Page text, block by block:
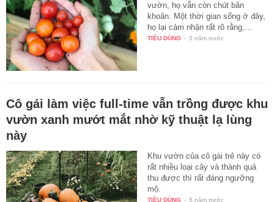
vườn, họ vẫn còn chút băn
khoăn. Một thời gian sống ở đây,
họ lại cảm nhận rất rõ rằng,…
TIÊU DÙNG - 5 năm trước
Cô gái làm việc full-time vẫn trồng được khu
vườn xanh mướt mắt nhờ kỹ thuật lạ lùng
này
Khu vườn của cô gái trẻ này có
rất nhiều loại cây và thành quả
thu được thì rất đáng ngưỡng
mộ.
TIÊU DÙNG - 5 năm trước